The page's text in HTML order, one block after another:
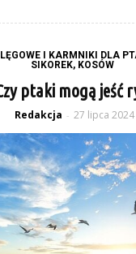
I KARMNIKI DLA
SIKOREK, KOSÓW
ptaki mogą jeść
Redakcja - 27 lipca 2024